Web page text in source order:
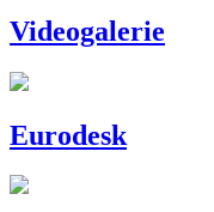
Videogalerie
Eurodesk